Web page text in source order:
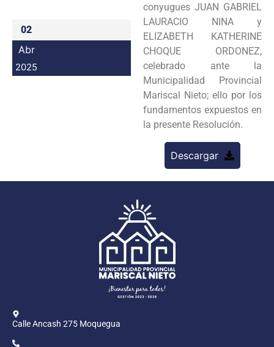
Intranet
02
Abr
2025
conyugues JUAN GABRIEL
LAURACIO NINA y
ELIZABETH KATHERINE
CHOQUE ORDONEZ,
celebrado ante la
Municipalidad Provincial
Mariscal Nieto; ello por los
fundamentos expuestos en
la presente Resolución.
Descargar
Calle Ancash 275 Moquegua